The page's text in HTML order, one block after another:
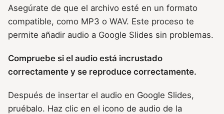
Asegúrate de que el archivo esté en un formato
compatible, como MP3 o WAV. Este proceso te
permite añadir audio a Google Slides sin problemas.
Compruebe si el audio está incrustado
correctamente y se reproduce correctamente.
Después de insertar el audio en Google Slides,
pruébalo. Haz clic en el icono de audio de la